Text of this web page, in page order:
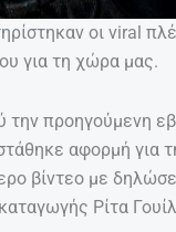
οι viral
για τη χώρα μας.
προηγούμενη
αφορμή για
βίντεο με
Ρίτα